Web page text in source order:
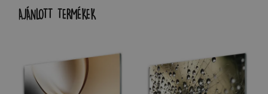
AJÁNLOTT TERMÉKEK